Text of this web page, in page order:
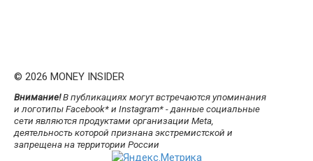
© 2026 MONEY INSIDER
Внимание!В публикациях могут встречаются упоминания
и логотипы Facebook* и Instagram* - данные социальные
сети являются продуктами организации Meta,
деятельность которой признана экстремистской и
запрещена на территории России